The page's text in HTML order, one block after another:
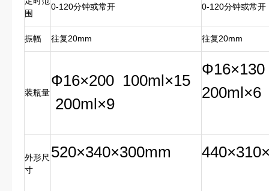
围
0-120分钟或常开 0-120分钟或常开
振幅 往复20mm 往复20mm
装瓶量
Ф16×200 100ml×15
200ml×9
200ml×6
外形尺
寸
520×340×300mm